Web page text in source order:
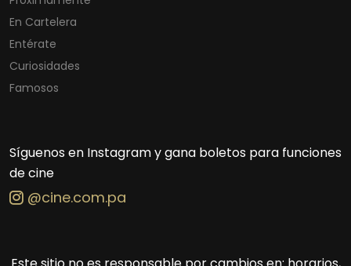
En Cartelera
Entérate
Curiosidades
Famosos
Síguenos en Instagram y gana boletos para funciones
de cine
@cine.com.pa